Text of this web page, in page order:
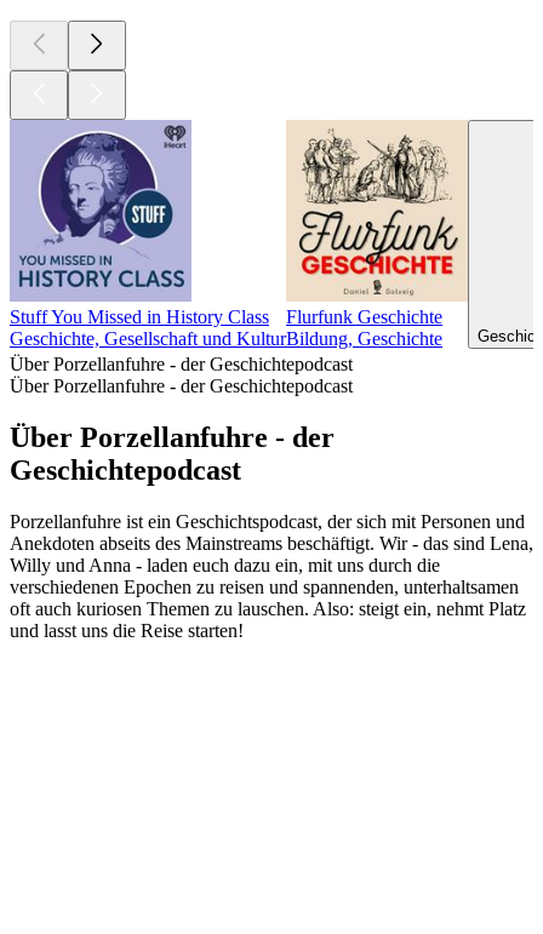
Stuff You Missed in History Class
Geschichte, Gesellschaft und Kultur
Flurfunk Geschichte
Bildung, Geschichte
Über Porzellanfuhre - der Geschichtepodcast
Über Porzellanfuhre - der Geschichtepodcast
Über Porzellanfuhre - der
Geschichtepodcast
Porzellanfuhre ist ein Geschichtspodcast, der sich mit Personen und
Anekdoten abseits des Mainstreams beschäftigt. Wir - das sind Lena,
Willy und Anna - laden euch dazu ein, mit uns durch die
verschiedenen Epochen zu reisen und spannenden, unterhaltsamen
oft auch kuriosen Themen zu lauschen. Also: steigt ein, nehmt Platz
und lasst uns die Reise starten!